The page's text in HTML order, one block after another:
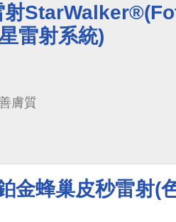
射
雷射系統)
膚質
金蜂巢皮秒雷射(